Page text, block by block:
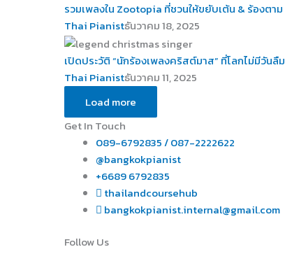
รวมเพลงใน Zootopia ที่ชวนให้ขยับเต้น & ร้องตาม
Thai Pianistธันวาคม 18, 2025
เปิดประวัติ “นักร้องเพลงคริสต์มาส” ที่โลกไม่มีวันลืม
Thai Pianistธันวาคม 11, 2025
Load more
Get In Touch
089-6792835 / 087-2222622
@bangkokpianist
+6689 6792835
thailandcoursehub
bangkokpianist.internal@gmail.com
Follow Us